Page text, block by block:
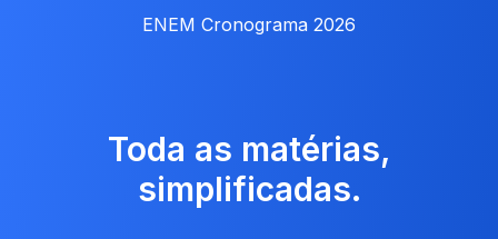
ENEM Cronograma 2026
Toda as matérias,
simplificadas.